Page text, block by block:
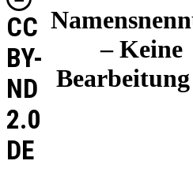
– Keine
Bearbeitung
CC
BY-
ND
2.0
DE